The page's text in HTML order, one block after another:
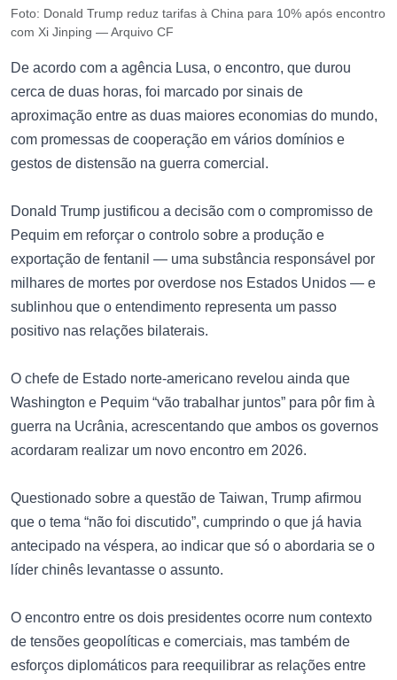
Foto: Donald Trump reduz tarifas à China para 10% após encontro
com Xi Jinping — Arquivo CF
De acordo com a agência Lusa, o encontro, que durou
cerca de duas horas, foi marcado por sinais de
aproximação entre as duas maiores economias do mundo,
com promessas de cooperação em vários domínios e
gestos de distensão na guerra comercial.
Donald Trump justificou a decisão com o compromisso de
Pequim em reforçar o controlo sobre a produção e
exportação de fentanil — uma substância responsável por
milhares de mortes por overdose nos Estados Unidos — e
sublinhou que o entendimento representa um passo
positivo nas relações bilaterais.
O chefe de Estado norte-americano revelou ainda que
Washington e Pequim “vão trabalhar juntos” para pôr fim à
guerra na Ucrânia, acrescentando que ambos os governos
acordaram realizar um novo encontro em 2026.
Questionado sobre a questão de Taiwan, Trump afirmou
que o tema “não foi discutido”, cumprindo o que já havia
antecipado na véspera, ao indicar que só o abordaria se o
líder chinês levantasse o assunto.
O encontro entre os dois presidentes ocorre num contexto
de tensões geopolíticas e comerciais, mas também de
esforços diplomáticos para reequilibrar as relações entre